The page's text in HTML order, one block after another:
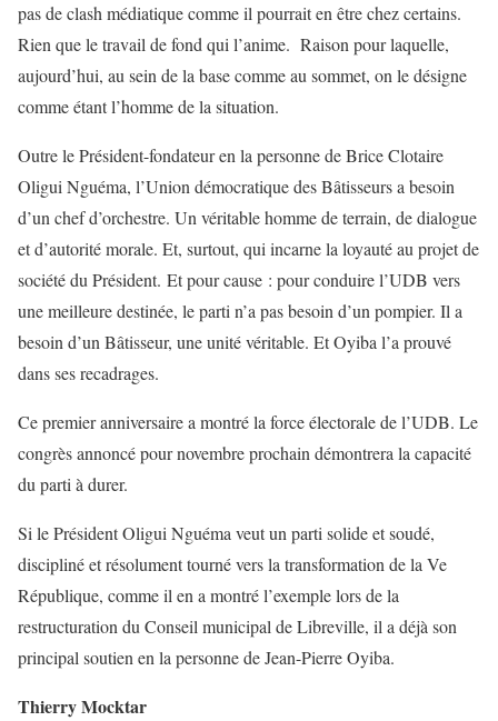
pas de clash médiatique comme il pourrait en être chez certains.
Rien que le travail de fond qui l’anime. Raison pour laquelle,
aujourd’hui, au sein de la base comme au sommet, on le désigne
comme étant l’homme de la situation.
Outre le Président-fondateur en la personne de Brice Clotaire
Oligui Nguéma, l’Union démocratique des Bâtisseurs a besoin
d’un chef d’orchestre. Un véritable homme de terrain, de dialogue
et d’autorité morale. Et, surtout, qui incarne la loyauté au projet de
société du Président. Et pour cause : pour conduire l’UDB vers
une meilleure destinée, le parti n’a pas besoin d’un pompier. Il a
besoin d’un Bâtisseur, une unité véritable. Et Oyiba l’a prouvé
dans ses recadrages.
Ce premier anniversaire a montré la force électorale de l’UDB. Le
congrès annoncé pour novembre prochain démontrera la capacité
du parti à durer.
Si le Président Oligui Nguéma veut un parti solide et soudé,
discipliné et résolument tourné vers la transformation de la Ve
République, comme il en a montré l’exemple lors de la
restructuration du Conseil municipal de Libreville, il a déjà son
principal soutien en la personne de Jean-Pierre Oyiba.
Thierry Mocktar